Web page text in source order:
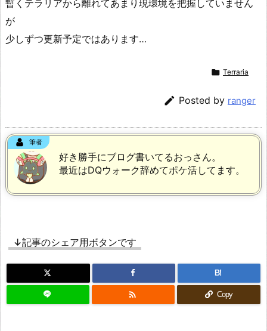
暫くテラリアから離れてあまり現環境を把握していません
が
少しずつ更新予定ではあります…
 Terraria
 Posted by ranger
筆者
好き勝手にブログ書いてるおっさん。
最近はDQウォーク辞めてポケ活してます。
↓記事のシェア用ボタンです
B!
 Copy